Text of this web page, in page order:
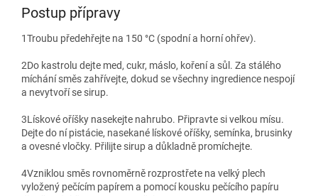
Postup přípravy
1Troubu předehřejte na 150 °C (spodní a horní ohřev).
2Do kastrolu dejte med, cukr, máslo, koření a sůl. Za stálého
míchání směs zahřívejte, dokud se všechny ingredience nespojí
a nevytvoří se sirup.
3Lískové oříšky nasekejte nahrubo. Připravte si velkou mísu.
Dejte do ní pistácie, nasekané lískové oříšky, semínka, brusinky
a ovesné vločky. Přilijte sirup a důkladně promíchejte.
4Vzniklou směs rovnoměrně rozprostřete na velký plech
vyložený pečícím papírem a pomocí kousku pečícího papíru